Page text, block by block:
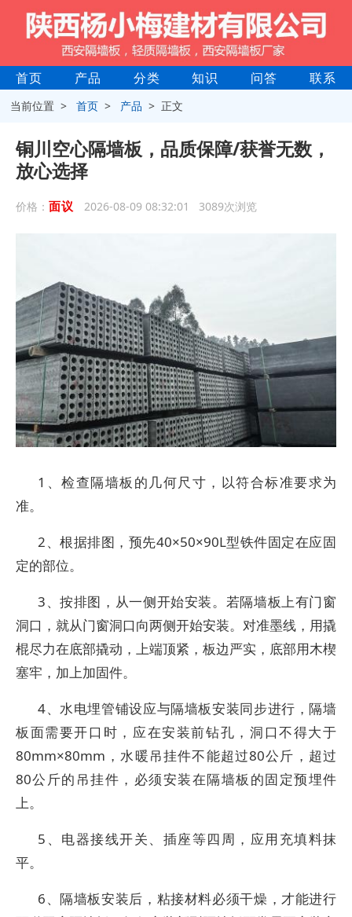
首页 产品 分类 知识 问答 联系
当前位置 >首页 > 产品 > 正文
铜川空心隔墙板，品质保障/获誉无数，
放心选择
价格： 面议 2026-08-09 08:32:01 3089次浏览
1、检查隔墙板的几何尺寸，以符合标准要求为
准。
2、根据排图，预先40×50×90L型铁件固定在应固
定的部位。
3、按排图，从一侧开始安装。若隔墙板上有门窗
洞口，就从门窗洞口向两侧开始安装。对准墨线，用撬
棍尽力在底部撬动，上端顶紧，板边严实，底部用木楔
塞牢，加上加固件。
4、水电埋管铺设应与隔墙板安装同步进行，隔墙
板面需要开口时，应在安装前钻孔，洞口不得大于
80mm×80mm，水暖吊挂件不能超过80公斤，超过
80公斤的吊挂件，必须安装在隔墙板的固定预埋件
上。
5、电器接线开关、插座等四周，应用充填料抹
平。
6、隔墙板安装后，粘接材料必须干燥，才能进行